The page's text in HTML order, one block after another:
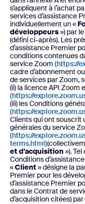
s’appliquent à l’achat
services d’assistance
individuellement un «
développeurs») par
(défini ci-après). Les
d’assistance Premier
conditions contenues
service Zoom (https://
cadre d’abonnement
de services par Zoom,
(ii) la licence API Zoom
(https://
(iii) les Conditions
(https://
Clients qui ont souscrit
générales du service
(https://
terms.html)
et d’acquisition »).
Conditions
«Client» désigne la
Premier pour les
d’assistance Premier
dans le Contrat de
d’acquisition citées)